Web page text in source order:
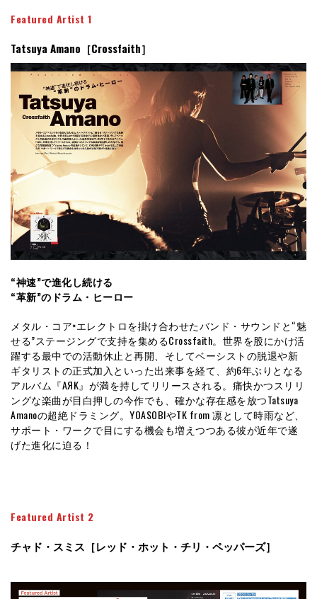
Featured Artist 1
Tatsuya Amano［Crossfaith］
“神速”で進化し続ける
“革新”のドラム・ヒーロー
メタル・コア×エレクトロを掛け合わせたバンド・サウンドと“魅
せる”ステージングで支持を集めるCrossfaith。世界を股にかけ活
躍する最中での活動休止と再開、そしてベーシストの脱退や新
ギタリストの正式加入といった出来事を経て、約6年ぶりとなる
アルバム『AЯK』が満を持してリリースされる。痛快かつスリリ
ングな楽曲が目白押しの今作でも、確かな存在感を放つTatsuya
Amanoの超絶ドラミング。YOASOBIやTK from 凛として時雨など、
サポート・ワークで目にする機会も増えつつある彼が近年で遂
げた進化に迫る！
Featured Artist 2
チャド・スミス［レッド・ホット・チリ・ペッパーズ］